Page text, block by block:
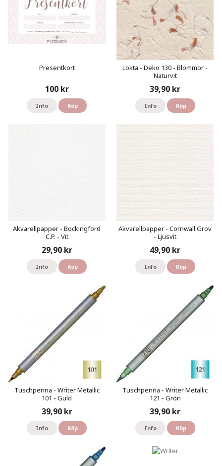
Presentkort
100 kr
Info Köp
Lokta - Deko 130 - Blommor -
Naturvit
39,90 kr
Info Köp
Akvarellpapper - Bockingford
C.P. - Vit
29,90 kr
Info Köp
Akvarellpapper - Cornwall Grov
- Ljusvit
49,90 kr
Info Köp
Tuschpenna - Writer Metallic
101 - Guld
39,90 kr
Info Köp
Tuschpenna - Writer Metallic
121 - Grön
39,90 kr
Info Köp